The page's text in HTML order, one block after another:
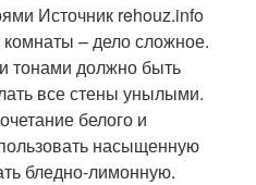
Источник rehouz.info
– дело сложное.
тонами должно быть
все стены унылыми.
белого и
насыщенную
бледно-лимонную.